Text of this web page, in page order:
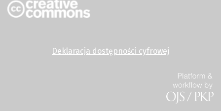
Deklaracja dostępności cyfrowej